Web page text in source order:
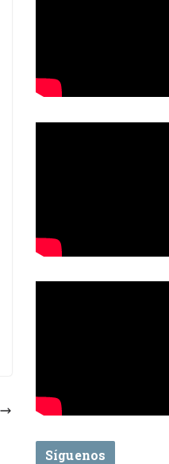
Síguenos